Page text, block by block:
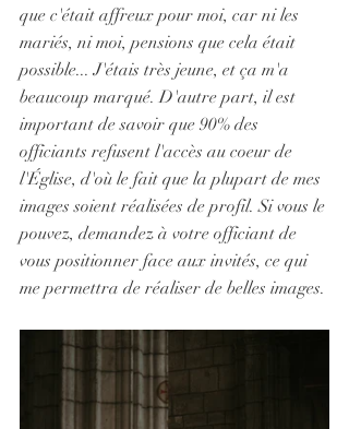
que c'était affreux pour moi, car ni les
mariés, ni moi, pensions que cela était
possible... J'étais très jeune, et ça m'a
beaucoup marqué. D'autre part, il est
important de savoir que 90% des
officiants refusent l'accès au coeur de
l'Église, d'où le fait que la plupart de mes
images soient réalisées de profil. Si vous le
pouvez, demandez à votre officiant de
vous positionner face aux invités, ce qui
me permettra de réaliser de belles images.